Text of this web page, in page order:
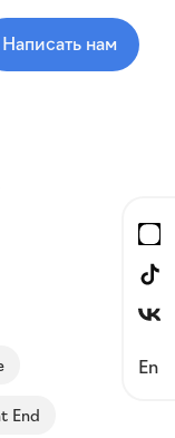
Написать нам
En
End